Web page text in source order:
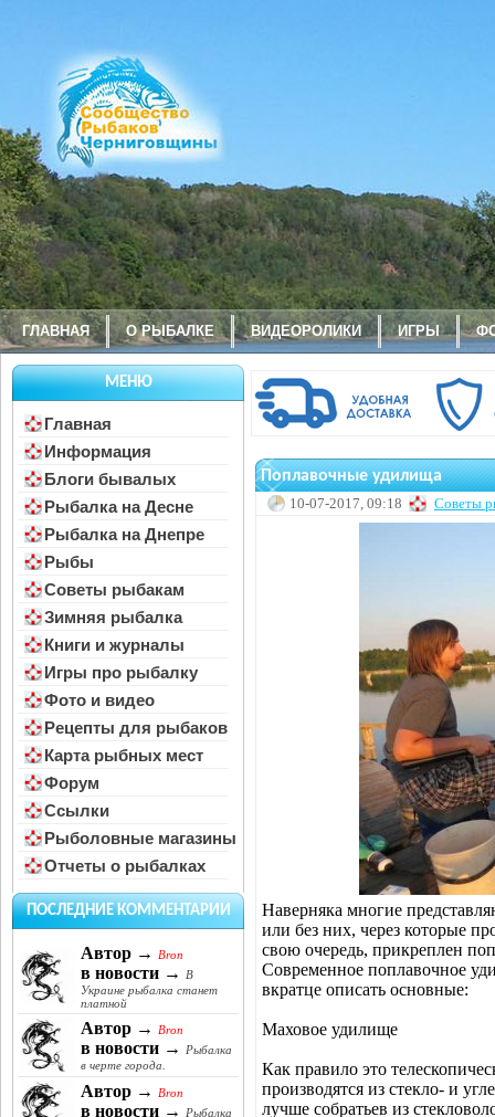
ГЛАВНАЯ О РЫБАЛКЕ ВИДЕОРОЛИКИ ИГРЫ
МЕНЮ
Главная
Информация
Блоги бывалых
Рыбалка на Десне
Рыбалка на Днепре
Рыбы
Советы рыбакам
Зимняя рыбалка
Книги и журналы
Игры про рыбалку
Фото и видео
Рецепты для рыбаков
Карта рыбных мест
Форум
Ссылки
Рыболовные магазины
Отчеты о рыбалках
ПОСЛЕДНИЕ КОММЕНТАРИИ
Автор → Bron
в новости →
В
Украине рыбалка станет
платной
Автор → Bron
в новости →
Рыбалка
в черте города.
Автор → Bron
в новости →
Рыбалка
Поплавочные удилища
10-07-2017, 09:18 Советы
Наверняка многие
или без них, через которые
свою очередь, прикреплен
Современное поплавочное
вкратце описать основные:
Маховое удилище
Как правило это
производятся из стекло- и
лучше собратьев из